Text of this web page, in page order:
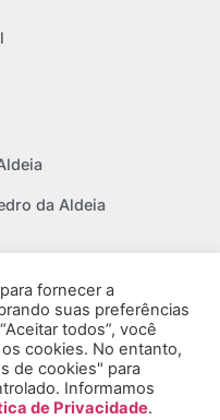
da Aldeia
fornecer a
suas preferências
todos”, você
cookies. No entanto,
de cookies" para
Informamos
de Privacidade.